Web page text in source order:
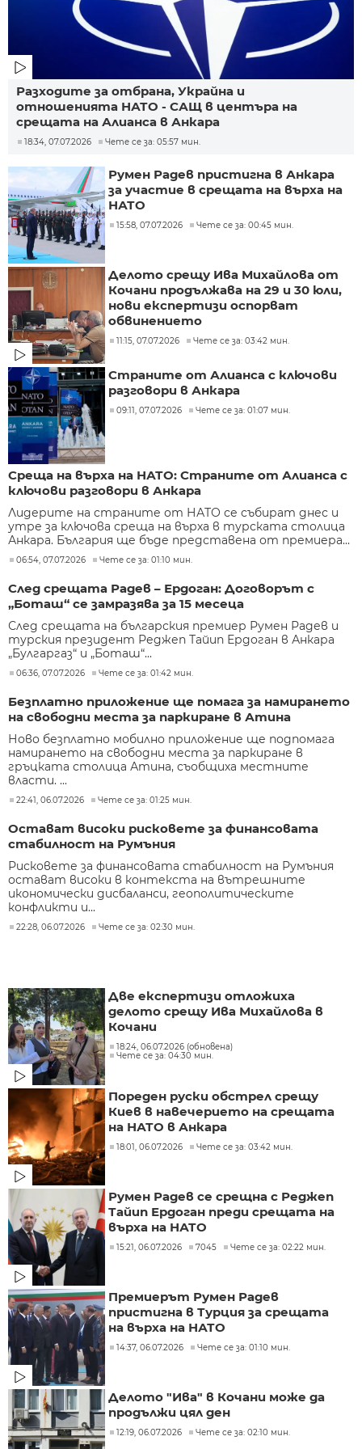
Разходите за отбрана, Украйна и
отношенията НАТО - САЩ в центъра на
срещата на Алианса в Анкара
18:34, 07.07.2026 Чете се за: 05:57 мин.
Румен Радев пристигна в Анкара
за участие в срещата на върха на
НАТО
15:58, 07.07.2026 Чете се за: 00:45 мин.
Делото срещу Ива Михайлова от
Кочани продължава на 29 и 30 юли,
нови експертизи оспорват
обвинението
11:15, 07.07.2026 Чете се за: 03:42 мин.
Страните от Алианса с ключови
разговори в Анкара
09:11, 07.07.2026 Чете се за: 01:07 мин.
Среща на върха на НАТО: Страните от Алианса с
ключови разговори в Анкара
Лидерите на страните от НАТО се събират днес и
утре за ключова среща на върха в турската столица
Анкара. България ще бъде представена от премиера...
06:54, 07.07.2026 Чете се за: 01:10 мин.
След срещата Радев – Ердоган: Договорът с
„Боташ“ се замразява за 15 месеца
След срещата на българския премиер Румен Радев и
турския президент Реджеп Тайип Ердоган в Анкара
„Булгаргаз“ и „Боташ“...
06:36, 07.07.2026 Чете се за: 01:42 мин.
Безплатно приложение ще помага за намирането
на свободни места за паркиране в Атина
Ново безплатно мобилно приложение ще подпомага
намирането на свободни места за паркиране в
гръцката столица Атина, съобщиха местните
власти. ...
22:41, 06.07.2026 Чете се за: 01:25 мин.
Остават високи рисковете за финансовата
стабилност на Румъния
Рисковете за финансовата стабилност на Румъния
остават високи в контекста на вътрешните
икономически дисбаланси, геополитическите
конфликти и...
22:28, 06.07.2026 Чете се за: 02:30 мин.
Две експертизи отложиха
делото срещу Ива Михайлова в
Кочани
18:24, 06.07.2026 (обновена)
Чете се за: 04:30 мин.
Пореден руски обстрел срещу
Киев в навечерието на срещата
на НАТО в Анкара
18:01, 06.07.2026 Чете се за: 03:42 мин.
Румен Радев се срещна с Реджеп
Тайип Ердоган преди срещата на
върха на НАТО
15:21, 06.07.2026 7045 Чете се за: 02:22 мин.
Премиерът Румен Радев
пристигна в Турция за срещата
на върха на НАТО
14:37, 06.07.2026 Чете се за: 01:10 мин.
Делото "Ива" в Кочани може да
продължи цял ден
12:19, 06.07.2026 Чете се за: 02:10 мин.